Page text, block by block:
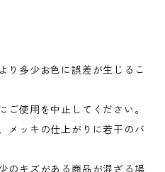
り多少お色に誤差が生じるこ
使用を中止してください。
メッキの仕上がりに若干のバ
のキズがある商品が混ざる場